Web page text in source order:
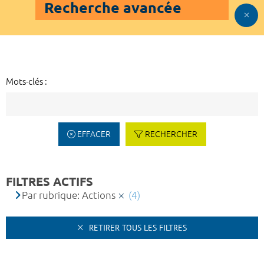
Recherche avancée
Mots-clés :
EFFACER RECHERCHER
FILTRES ACTIFS
Par rubrique: Actions (4)
RETIRER TOUS LES FILTRES